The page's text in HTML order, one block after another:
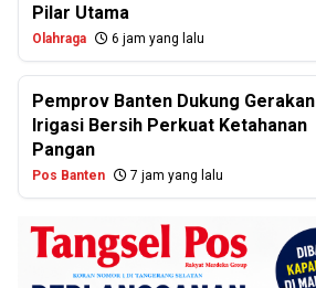
Pilar Utama
Olahraga 6 jam yang lalu
Pemprov Banten Dukung Gerakan
Irigasi Bersih Perkuat Ketahanan
Pangan
Pos Banten 7 jam yang lalu